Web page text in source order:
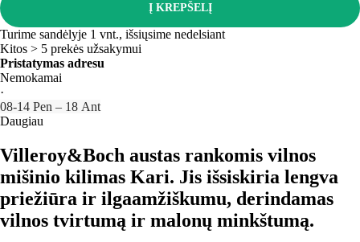
Į KREPŠELĮ
Turime sandėlyje 1 vnt., išsiųsime nedelsiant
Kitos > 5 prekės užsakymui
Pristatymas adresu
Nemokamai
·
08‑14 Pen – 18 Ant
Daugiau
Villeroy&Boch austas rankomis vilnos
mišinio kilimas Kari. Jis išsiskiria lengva
priežiūra ir ilgaamžiškumu, derindamas
vilnos tvirtumą ir malonų minkštumą.